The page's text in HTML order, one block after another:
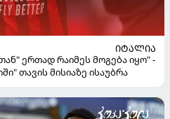
ᲘᲢᲐᲚᲘᲐ
ერთად რაიმეს მოგება იყო" -
თავის მისიაზე ისაუბრა